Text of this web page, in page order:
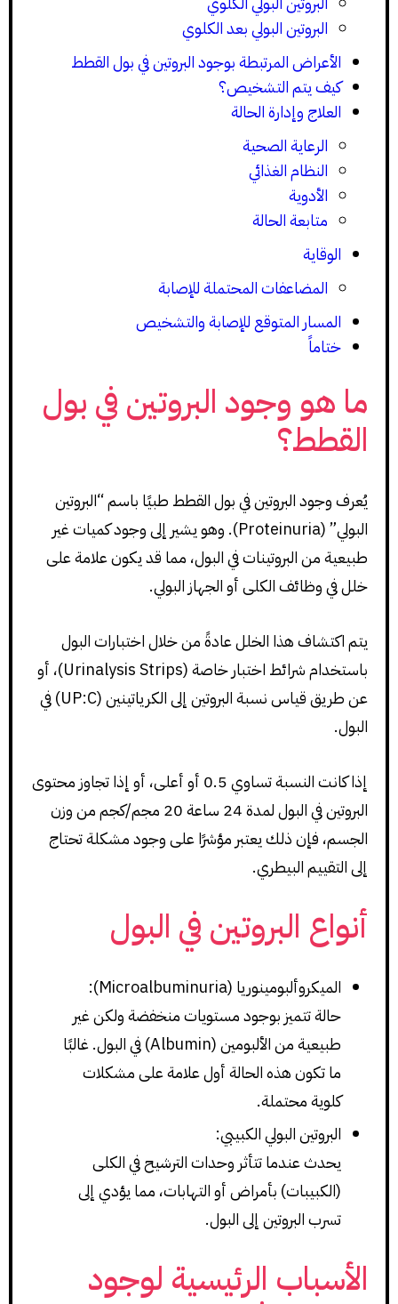
البروتين البولي بعد الكلوي
الأعراض المرتبطة بوجود البروتين في بول القطط
كيف يتم التشخيص؟
العلاج وإدارة الحالة
الرعاية الصحية
النظام الغذائي
الأدوية
متابعة الحالة
الوقاية
المضاعفات المحتملة للإصابة
المسار المتوقع للإصابة والتشخيص
ختاماً
ما هو وجود البروتين في بول
القطط؟
يُعرف وجود البروتين في بول القطط طبيًا باسم “البروتين
البولي” (Proteinuria). وهو يشير إلى وجود كميات غير
طبيعية من البروتينات في البول، مما قد يكون علامة على
خلل في وظائف الكلى أو الجهاز البولي.
يتم اكتشاف هذا الخلل عادةً من خلال اختبارات البول
باستخدام شرائط اختبار خاصة (Urinalysis Strips)، أو
عن طريق قياس نسبة البروتين إلى الكرياتينين (UP:C) في
البول.
إذا كانت النسبة تساوي 0.5 أو أعلى، أو إذا تجاوز محتوى
البروتين في البول لمدة 24 ساعة 20 مجم/كجم من وزن
الجسم، فإن ذلك يعتبر مؤشرًا على وجود مشكلة تحتاج
إلى التقييم البيطري.
أنواع البروتين في البول
الميكروألبومينوريا (Microalbuminuria):
حالة تتميز بوجود مستويات منخفضة ولكن غير
طبيعية من الألبومين (Albumin) في البول. غالبًا
ما تكون هذه الحالة أول علامة على مشكلات
كلوية محتملة.
البروتين البولي الكبيبي:
يحدث عندما تتأثر وحدات الترشيح في الكلى
(الكبيبات) بأمراض أو التهابات، مما يؤدي إلى
تسرب البروتين إلى البول.
الأسباب الرئيسية لوجود